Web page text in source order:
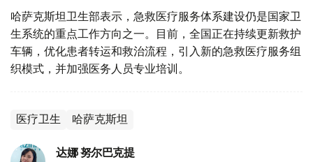
哈萨克斯坦卫生部表示，急救医疗服务体系建设仍是国家卫
生系统的重点工作方向之一。目前，全国正在持续更新救护
车辆，优化患者转运和救治流程，引入新的急救医疗服务组
织模式，并加强医务人员专业培训。
医疗卫生 哈萨克斯坦
达娜 努尔巴克提